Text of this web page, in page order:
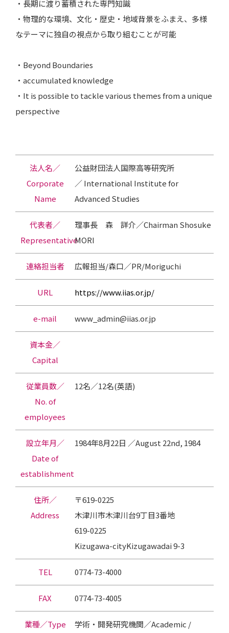
・長期に渡り蓄積された専門知識
・物理的な環境、文化・歴史・地域背景をふまえ、多様
なテーマに独自の視点から取り組むことが可能
・Beyond Boundaries
・accumulated knowledge
・It is possible to tackle various themes from a unique
perspective
法人名／
Corporate
Name
公益財団法人国際高等研究所
／ International Institute for
Advanced Studies
代表者／
Representative
理事長 森 詳介／Chairman Shosuke
MORI
連絡担当者 広報担当/森口／PR/Moriguchi
URL https://www.iias.or.jp/
e-mail www_admin@iias.or.jp
資本金／
Capital
従業員数／
No. of
employees
12名／12名(英語)
設立年月／
Date of
establishment
1984年8月22日 ／August 22nd, 1984
住所／
Address
〒619-0225
木津川市木津川台9丁目3番地
619-0225
Kizugawa-cityKizugawadai 9-3
TEL 0774-73-4000
FAX 0774-73-4005
業種／Type
学術・開発研究機関／Academic /